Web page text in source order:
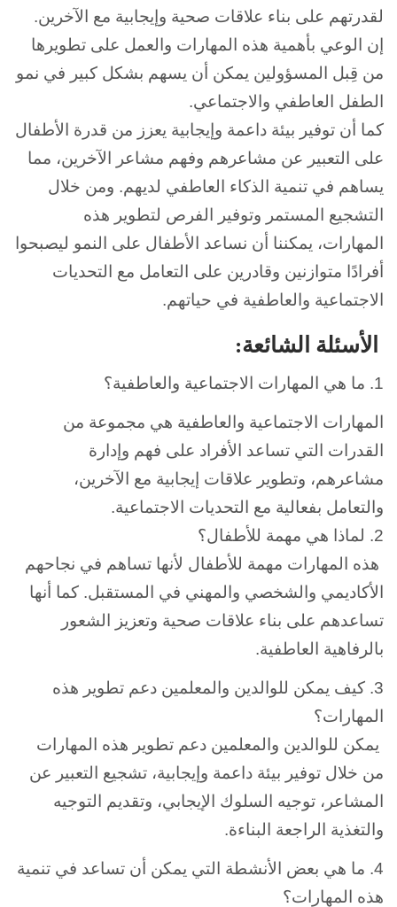
لقدرتهم على بناء علاقات صحية وإيجابية مع الآخرين.
إن الوعي بأهمية هذه المهارات والعمل على تطويرها
من قِبل المسؤولين يمكن أن يسهم بشكل كبير في نمو
الطفل العاطفي والاجتماعي.
كما أن توفير بيئة داعمة وإيجابية يعزز من قدرة الأطفال
على التعبير عن مشاعرهم وفهم مشاعر الآخرين، مما
يساهم في تنمية الذكاء العاطفي لديهم. ومن خلال
التشجيع المستمر وتوفير الفرص لتطوير هذه
المهارات، يمكننا أن نساعد الأطفال على النمو ليصبحوا
أفرادًا متوازنين وقادرين على التعامل مع التحديات
الاجتماعية والعاطفية في حياتهم.
الأسئلة الشائعة:
1. ما هي المهارات الاجتماعية والعاطفية؟
المهارات الاجتماعية والعاطفية هي مجموعة من
القدرات التي تساعد الأفراد على فهم وإدارة
مشاعرهم، وتطوير علاقات إيجابية مع الآخرين،
والتعامل بفعالية مع التحديات الاجتماعية.
2. لماذا هي مهمة للأطفال؟
هذه المهارات مهمة للأطفال لأنها تساهم في نجاحهم
الأكاديمي والشخصي والمهني في المستقبل. كما أنها
تساعدهم على بناء علاقات صحية وتعزيز الشعور
بالرفاهية العاطفية.
3. كيف يمكن للوالدين والمعلمين دعم تطوير هذه
المهارات؟
يمكن للوالدين والمعلمين دعم تطوير هذه المهارات
من خلال توفير بيئة داعمة وإيجابية، تشجيع التعبير عن
المشاعر، توجيه السلوك الإيجابي، وتقديم التوجيه
والتغذية الراجعة البناءة.
4. ما هي بعض الأنشطة التي يمكن أن تساعد في تنمية
هذه المهارات؟